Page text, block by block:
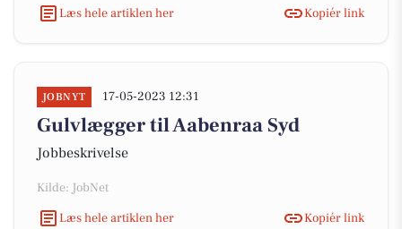
Læs hele artiklen her
Kopiér link
JOBNYT 17-05-2023 12:31
Gulvlægger til Aabenraa Syd
Jobbeskrivelse
Kilde: JobNet
Læs hele artiklen her
Kopiér link